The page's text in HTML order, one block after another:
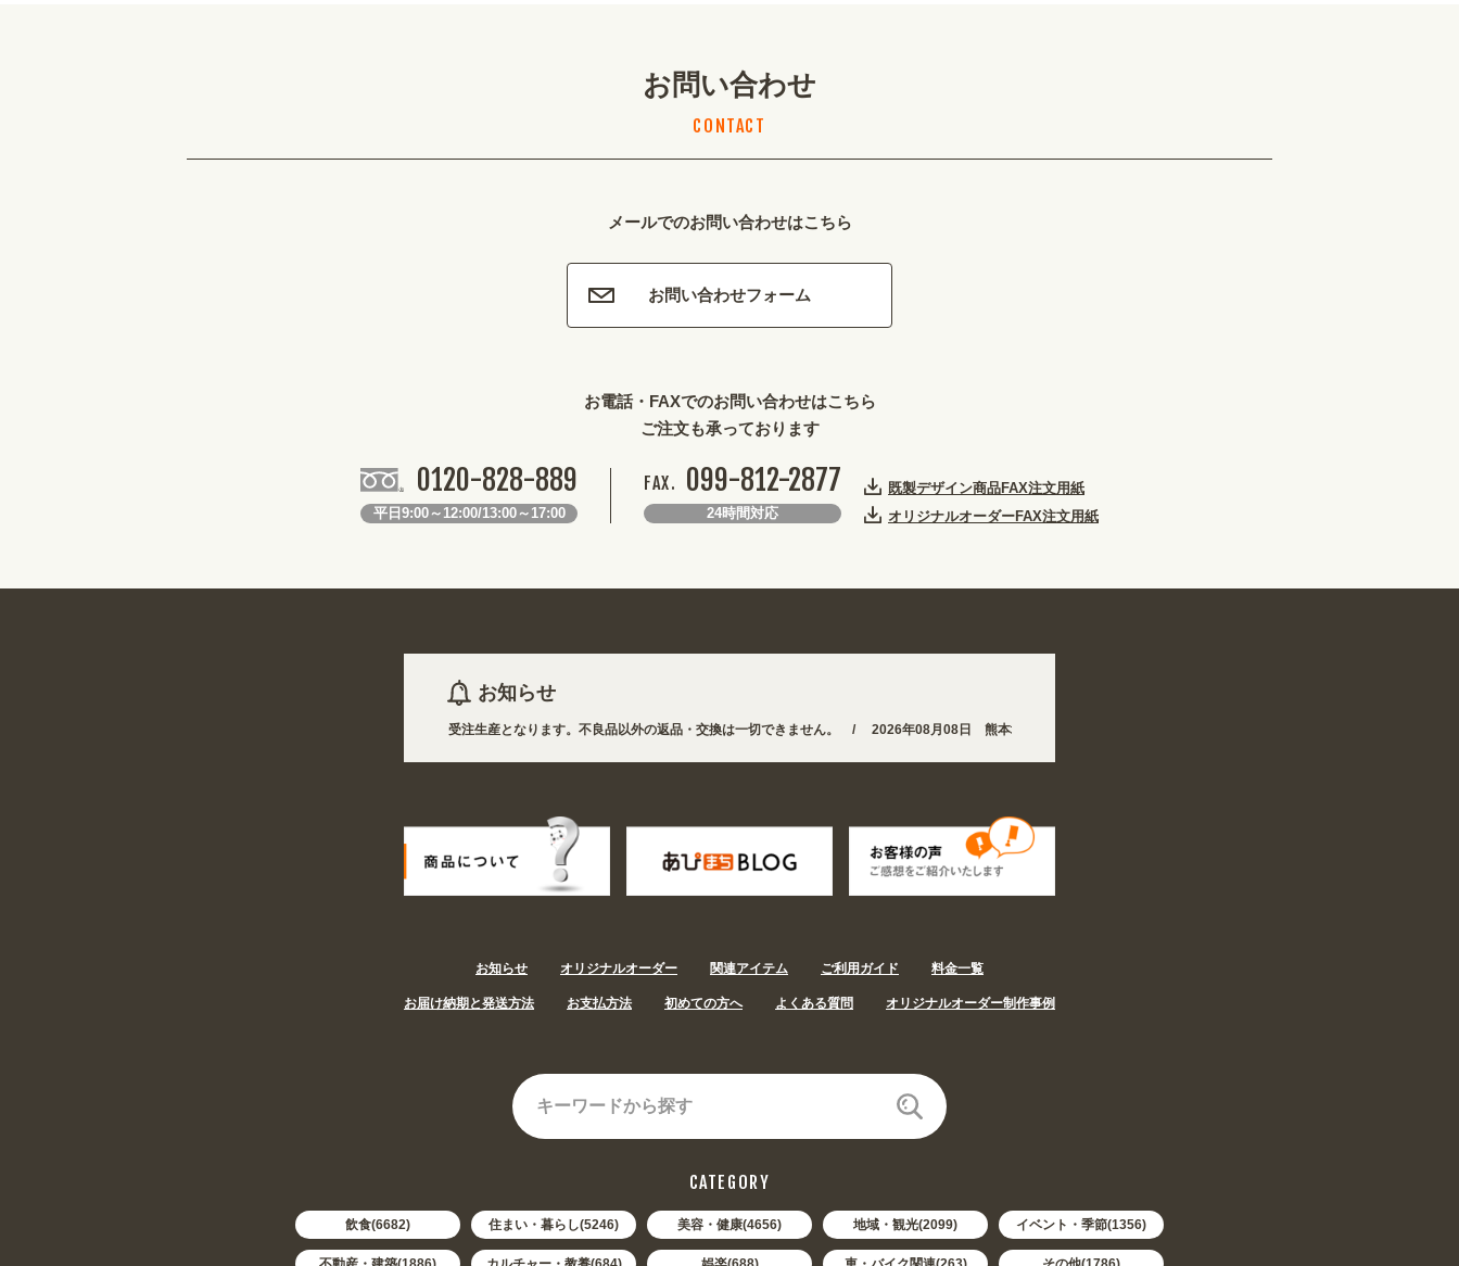
お問い合わせ
CONTACT
メールでのお問い合わせはこちら
お問い合わせフォーム
お電話・FAXでのお問い合わせはこちら
ご注文も承っております
0120-828-889
平日9:00～12:00/13:00～17:00
FAX. 099-812-2877
24時間対応
既製デザイン商品FAX注文用紙
オリジナルオーダーFAX注文用紙
お知らせ
2026年08月08日 商品は一部(ポール・注水台など)を除き受注生産となります。不良品以外の返品・交換は一切できません。 /
2026年08月08日 熊本地方を震源とする地震の影響で、各地において道路状況の悪化や交通規制により
お知らせ オリジナルオーダー 関連アイテム ご利用ガイド 料金一覧
お届け納期と発送方法 お支払方法 初めての方へ よくある質問 オリジナルオーダー制作事例
CATEGORY
飲食(6682) 住まい・暮らし(5246) 美容・健康(4656) 地域・観光(2099) イベント・季節(1356)